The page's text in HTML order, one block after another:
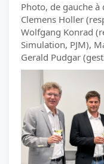
Photo, de gauche à
Clemens Holler
Wolfgang Konrad
Simulation, PJM),
Gerald Pudgar